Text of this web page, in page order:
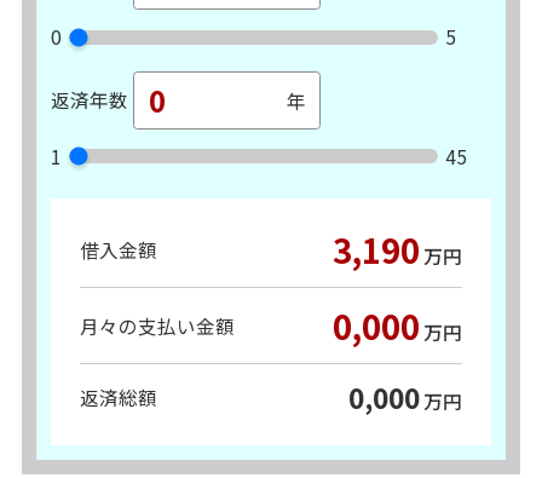
0 5
返済年数
1 45
借入金額 3,190 万円
月々の支払い金額 0,000 万円
返済総額 0,000万円